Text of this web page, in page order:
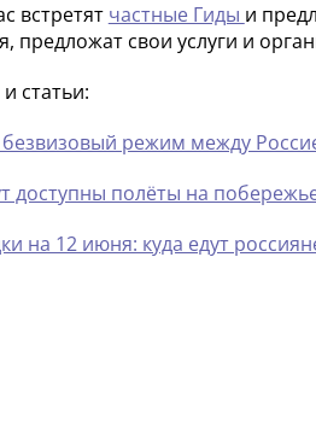
встретят частные Гиды и
предложат свои услуги и
статьи:
безвизовый режим между
доступны полёты на
на 12 июня: куда едут